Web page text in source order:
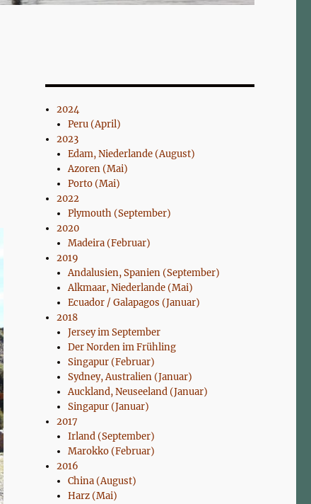
2024
Peru (April)
2023
Edam, Niederlande (August)
Azoren (Mai)
Porto (Mai)
2022
Plymouth (September)
2020
Madeira (Februar)
2019
Andalusien, Spanien (September)
Alkmaar, Niederlande (Mai)
Ecuador / Galapagos (Januar)
2018
Jersey im September
Der Norden im Frühling
Singapur (Februar)
Sydney, Australien (Januar)
Auckland, Neuseeland (Januar)
Singapur (Januar)
2017
Irland (September)
Marokko (Februar)
2016
China (August)
Harz (Mai)